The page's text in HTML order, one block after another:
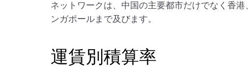
ネットワークは、中国の主要都市だけでなく香
ンガポールまで及びます。
運賃別積算率